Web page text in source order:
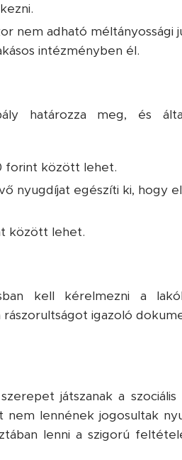
nem adható méltányossági
intézményben él.
határozza meg, és
forint között lehet.
nyugdíjat egészíti ki, hogy
között lehet.
kell kérelmezni a
igazoló
játszanak a szociális
lennének jogosultak
lenni a szigorú